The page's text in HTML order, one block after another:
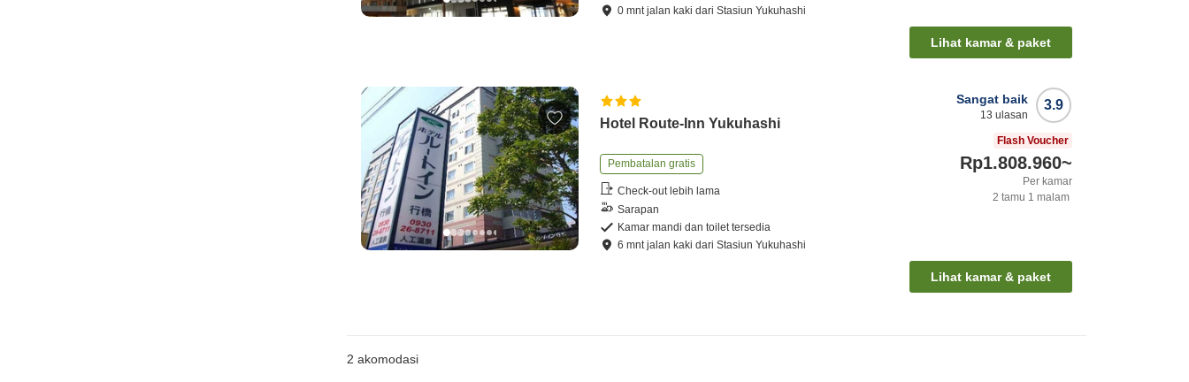
0 mntjalan kaki dariStasiun Yukuhashi
Lihat kamar & paket
Hotel Route-Inn Yukuhashi
Pembatalan gratis
Check-out lebih lama
Sarapan
Kamar mandi dan toilet tersedia
6 mntjalan kaki dariStasiun Yukuhashi
3.9
Sangat baik
13 ulasan
Flash Voucher
Rp1.808.960~
Per kamar
2 tamu 1 malam
Lihat kamar & paket
2 akomodasi